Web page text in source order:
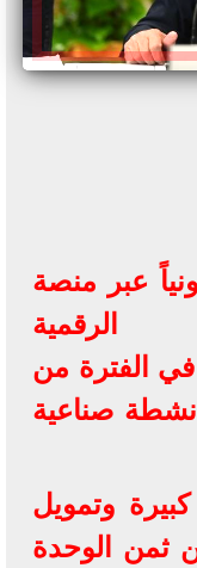
عبر منصة
في الفترة من
بأنشطة صناعية
وتمويل
حتى 100% من ثمن الوحدة